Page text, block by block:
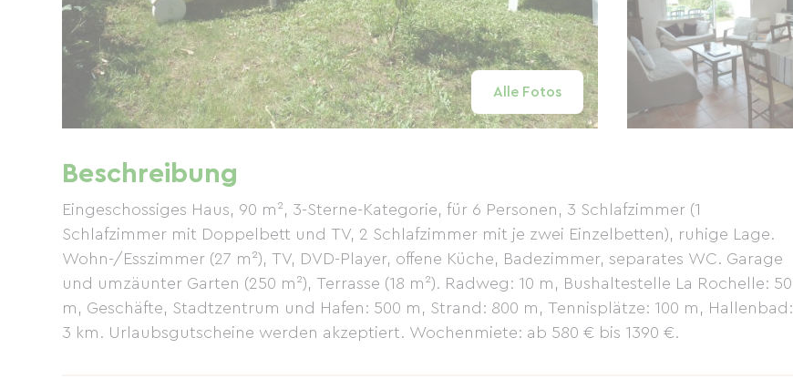
Alle Fotos
Beschreibung
Eingeschossiges Haus, 90 m², 3-Sterne-Kategorie, für 6 Personen, 3 Schlafzimmer (1
Schlafzimmer mit Doppelbett und TV, 2 Schlafzimmer mit je zwei Einzelbetten), ruhige Lage.
Wohn-/Esszimmer (27 m²), TV, DVD-Player, offene Küche, Badezimmer, separates WC. Garage
und umzäunter Garten (250 m²), Terrasse (18 m²). Radweg: 10 m, Bushaltestelle La Rochelle: 50
m, Geschäfte, Stadtzentrum und Hafen: 500 m, Strand: 800 m, Tennisplätze: 100 m, Hallenbad:
3 km. Urlaubsgutscheine werden akzeptiert. Wochenmiete: ab 580 € bis 1390 €.